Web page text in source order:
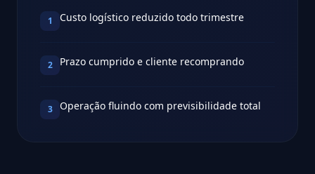
1 Custo logístico reduzido todo trimestre
2 Prazo cumprido e cliente recomprando
3 Operação fluindo com previsibilidade total